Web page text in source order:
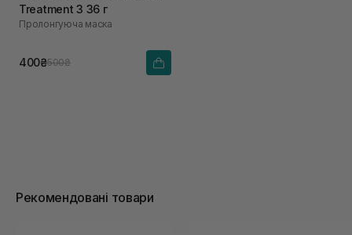
Treatment 3 36 г
Пролонгуюча маска
400₴500₴
Рекомендовані товари